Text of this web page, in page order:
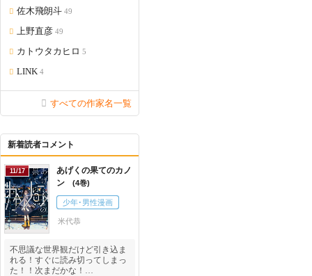
佐木飛朗斗 49
上野直彦 49
カトウタカヒロ 5
LINK 4
すべての作家名一覧
新着読者コメント
11/17
あげくの果てのカノ
ン
4
少年･男性漫画
米代恭
不思議な世界観だけど引き込ま
れる！すぐに読み切ってしまっ
た！！次まだかな！…